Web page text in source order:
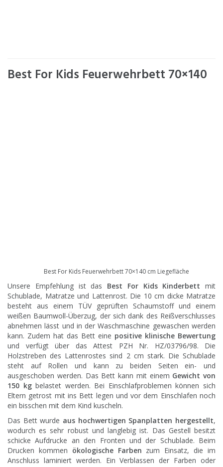
Best For Kids Feuerwehrbett 70×140
Best For Kids Feuerwehrbett 70×140 cm Liegefläche
Unsere Empfehlung ist das Best For Kids Kinderbett mit
Schublade, Matratze und Lattenrost. Die 10 cm dicke Matratze
besteht aus einem TÜV geprüften Schaumstoff und einem
weißen Baumwoll-Überzug, der sich dank des Reißverschlusses
abnehmen lässt und in der Waschmaschine gewaschen werden
kann. Zudem hat das Bett eine positive klinische Bewertung
und verfügt über das Attest PZH Nr. HZ/03796/98. Die
Holzstreben des Lattenrostes sind 2 cm stark. Die Schublade
steht auf Rollen und kann zu beiden Seiten ein- und
ausgeschoben werden. Das Bett kann mit einem Gewicht von
150 kgbelastet werden. Bei Einschlafproblemen können sich
Eltern getrost mit ins Bett legen und vor dem Einschlafen noch
ein bisschen mit dem Kind kuscheln.
Das Bett wurde aus hochwertigen Spanplatten hergestellt,
wodurch es sehr robust und langlebig ist. Das Gestell besitzt
schicke Aufdrucke an den Fronten und der Schublade. Beim
Drucken kommen ökologische Farben zum Einsatz, die im
Anschluss laminiert werden. Ein Verblassen der Farben oder